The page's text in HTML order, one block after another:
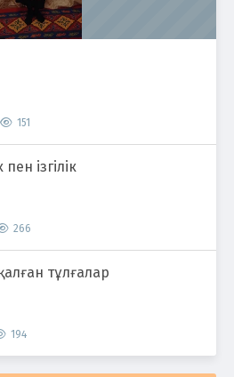
151
кісілік пен ізгілік
266
тұлғалар
194